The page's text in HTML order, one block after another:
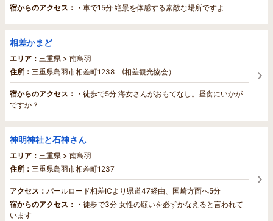
宿からのアクセス： ・車で15分 絶景を体感する素敵な場所ですよ
相差かまど
エリア： 三重県 > 南鳥羽
住所： 三重県鳥羽市相差町1238 (相差観光協会）
宿からのアクセス： ・徒歩で5分 海女さんがおもてなし。昼食にいかが
ですか？
神明神社と石神さん
エリア： 三重県 > 南鳥羽
住所： 三重県鳥羽市相差町1237
アクセス： パールロード相差ICより県道47経由、国崎方面へ5分
宿からのアクセス： ・徒歩で3分 女性の願いを必ずかなえると言われて
います